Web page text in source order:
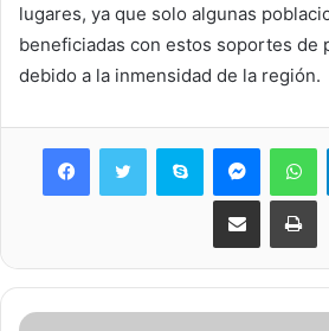
lugares, ya que solo algunas
beneficiadas con estos soportes de
debido a la inmensidad de la región.
Skype
Share via Email